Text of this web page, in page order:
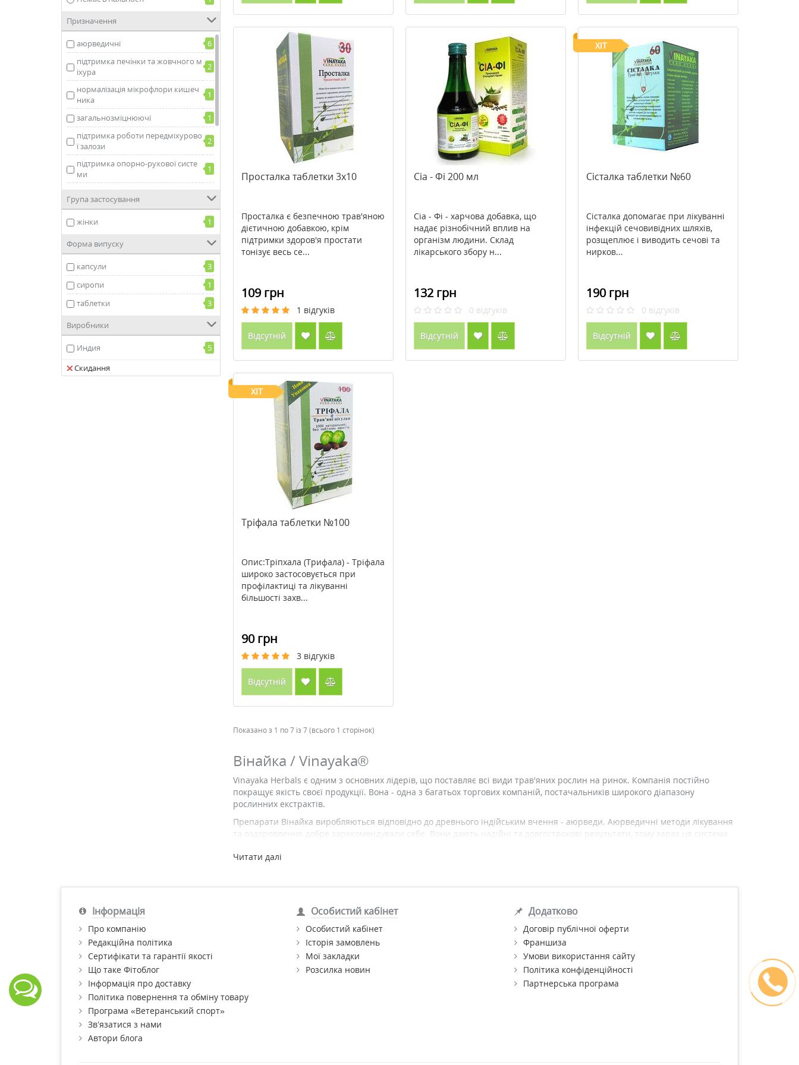
Призначення
аюрведичні
6
підтримка печінки та жовчного м
іхура
2
нормалізація мікрофлори кишеч
ника
1
загальнозміцнюючі
1
підтримка роботи передміхурово
ї залози
2
підтримка опорно-рухової систе
ми
1
протипаразитарні
1
поліпшення пам'яті і роботи мозк
відновлення
1
для вагітних
1
Група застосування
жінки 1
Форма випуску
капсули
3
сиропи
1
таблетки
3
Виробники
Индия
5
Скидання
Просталка таблетки 3х10
Просталка є безпечною трав'яною
дієтичною добавкою, крім
підтримки здоров'я простати
тонізує весь се...
109 грн
1 відгуків
Відсутній
Сіа - Фі 200 мл
Сіа - Фі - харчова добавка, що
надає різнобічний вплив на
організм людини. Склад
лікарського збору н...
132 грн
0 відгуків
Відсутній
ХІТ
Сісталка таблетки №60
Сісталка допомагає при лікуванні
інфекцій сечовивідних шляхів,
розщеплює і виводить сечові та
нирков...
190 грн
0 відгуків
Відсутній
ХІТ
Тріфала таблетки №100
Опис:Тріпхала (Трифала) - Тріфала
широко застосовується при
профілактиці та лікуванні
більшості захв...
90 грн
3 відгуків
Відсутній
Показано з 1 по 7 із 7 (всього 1 сторінок)
Вінайка / Vinayaka®
Vinayaka Herbals є одним з основних лідерів, що поставляє всі види трав'яних рослин на ринок. Компанія постійно
покращує якість своєї продукції. Вона - одна з багатьох торгових компаній, постачальників широкого діапазону
рослинних екстрактів.
Препарати Вінайка виробляються відповідно до древнього індійським вчення - аюрведи. Аюрведичні методи лікування
та оздоровлення добре зарекомендували себе. Вони дають надійні та довгострокові результати, тому зараз ця система
Вінайка виробляє абсолютно натуральні продукти, які поєднують в собі кращі аюрведичні традиції, високу якість і
Читати далі
Інформація
Про компанію
Редакційна політика
Сертифікати та гарантії якості
Що таке Фітоблог
Інформація про доставку
Політика повернення та обміну товару
Програма «Ветеранський спорт»
Зв’язатися з нами
Автори блога
Особистий кабінет
Особистий кабінет
Історія замовлень
Мої закладки
Розсилка новин
Додатково
Договір публічної оферти
Франшиза
Умови використання сайту
Політика конфіденційності
Партнерська програма